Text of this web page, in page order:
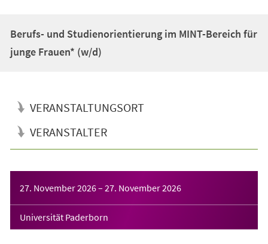
Berufs- und Studienorientierung im MINT-Bereich für
junge Frauen* (w/d)
VERANSTALTUNGSORT
VERANSTALTER
27. November 2026– 27. November 2026
Universität Paderborn